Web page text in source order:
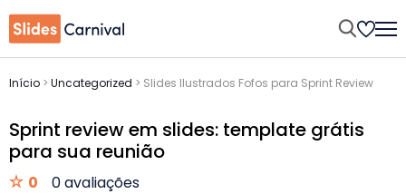
Início > Uncategorized > Slides Ilustrados Fofos para Sprint Review
Sprint review em slides: template grátis
para sua reunião
0 0 avaliações